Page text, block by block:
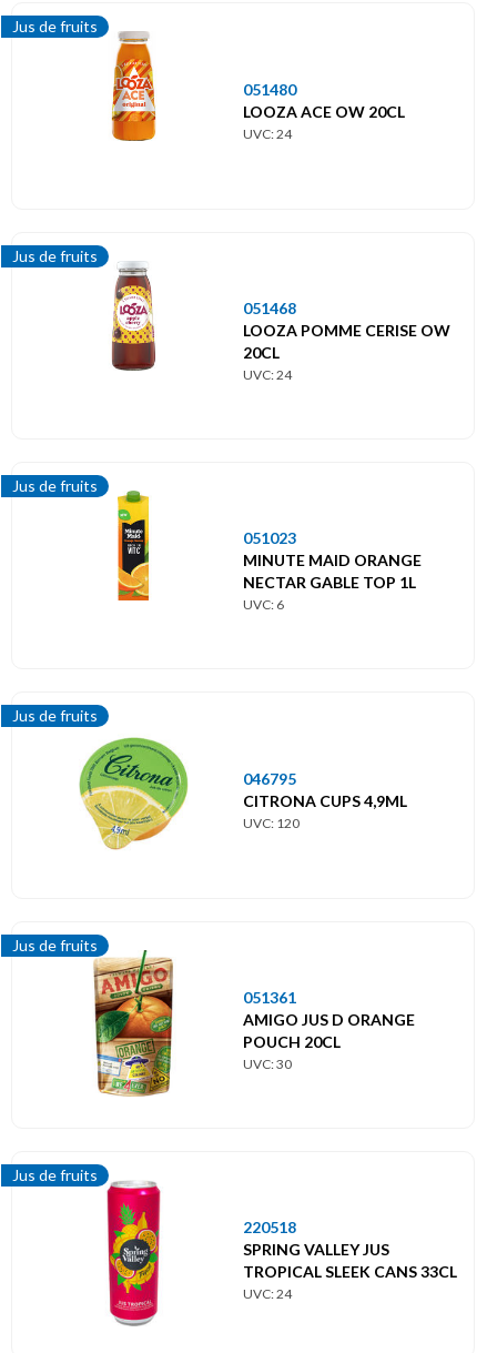
Jus de fruits
051480
LOOZA ACE OW 20CL
UVC: 24
Jus de fruits
051468
LOOZA POMME CERISE OW
20CL
UVC: 24
Jus de fruits
051023
MINUTE MAID ORANGE
NECTAR GABLE TOP 1L
UVC: 6
Jus de fruits
046795
CITRONA CUPS 4,9ML
UVC: 120
Jus de fruits
051361
AMIGO JUS D ORANGE
POUCH 20CL
UVC: 30
Jus de fruits
220518
SPRING VALLEY JUS
TROPICAL SLEEK CANS 33CL
UVC: 24